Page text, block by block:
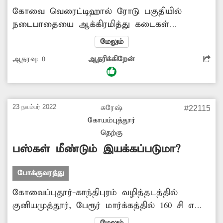
கோவை வெரைட்டிஹால் ரோடு பகுதியில்
நடைபாதையை ஆக்கிரமித்து கடைகள்
அமைக்கப்பட்டு உள்ளது. மேலும் இருசக்கர
வாகனங்கள் நிறுத்தி வைக்கப்படுகின்றன.
இதனால் போக்குவரத்துக்கு இடையூறு
ஏற்படுகிறது. மேலும் பாதசாரிகள் சாலையில்
இதனால் அவர்கள் விபத்தில் சிக்க வாய்ப்பு
உள்ளது. எனவே ஆக்கிரமிப்பில் உள்ள
நடைபாதையை மீட்க வேண்டும்.
மேலும்
ஆதரவு: 0 ஆதரிக்கிறேன்
23 நவம்பர் 2022
சுரேஷ்
கோயம்புத்தூர்
தெற்கு
#22115
பஸ்கள் மீண்டும் இயக்கப்படுமா?
போக்குவரத்து
கோவைப்புதூர்-காந்திபுரம் வழித்தடத்தில்
குனியமுத்தூர், பேரூர் மார்க்கத்தில் 160 சி என்ற
அரசு டவுன் பஸ்கள் இயக்கப்பட்டு வந்தன.